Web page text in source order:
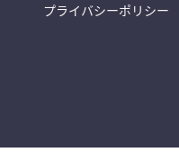
プライバシーポリシー